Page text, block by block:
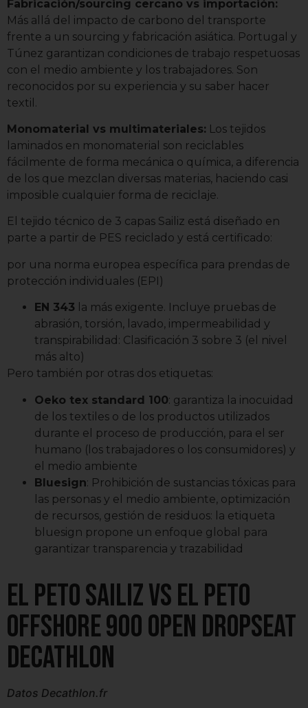
Fabricación/sourcing cercano vs importación:
Más allá del impacto de carbono del transporte
frente a un sourcing y fabricación asiática. Portugal y
Túnez garantizan condiciones de trabajo respetuosas
con el medio ambiente y los trabajadores. Son
reconocidos por su experiencia y su saber hacer
textil.
Monomaterial vs multimateriales: Los tejidos
laminados en monomaterial son reciclables
fácilmente de forma mecánica o química, a diferencia
de los que mezclan diversas materias, haciendo casi
imposible cualquier forma de reciclaje.
El tejido técnico de 3 capas Sailiz está diseñado en
parte a partir de PES reciclado y está certificado:
por una norma europea específica para prendas de
protección individuales (EPI)
EN 343 la más exigente. Incluye pruebas de
abrasión, torsión, lavado, impermeabilidad y
transpirabilidad: Clasificación 3 sobre 3 (el nivel
más alto)
Pero también por otras dos etiquetas:
Oeko tex standard 100: garantiza la inocuidad
de los textiles o de los productos utilizados
durante el proceso de producción, para el ser
humano (los trabajadores o los consumidores) y
el medio ambiente
Bluesign: Prohibición de sustancias tóxicas para
las personas y el medio ambiente, optimización
de recursos, gestión de residuos: la etiqueta
bluesign propone un enfoque global para
garantizar transparencia y trazabilidad
El peto SAILIZ vs el peto
Offshore 900 OPEN dropseat
Decathlon
Datos Decathlon.fr